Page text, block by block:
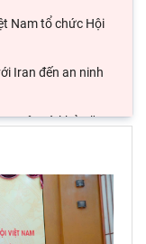
Nam tổ chức Hội
Iran đến an ninh
Tây và khả năng
hóa Lê Quý Đôn -